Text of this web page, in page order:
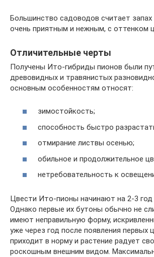
Большинство садоводов считает запах
очень приятным и нежным, с оттенком
Отличительные черты
Получены Ито-гибриды пионов были
древовидных и травянистых
основным особенностям относят:
зимостойкость;
способность быстро
отмирание листвы осенью;
обильное и продолжительное
нетребовательность к
Цвести Ито-пионы начинают на 2-3 год
Однако первые их бутоны обычно не
имеют неправильную форму,
уже через год после появления первых
приходит в норму и растение радует
роскошным внешним видом.